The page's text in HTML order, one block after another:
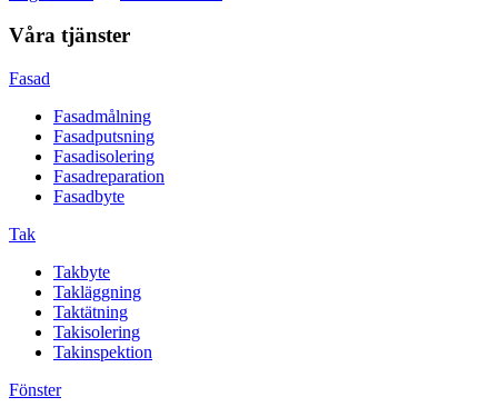
Våra tjänster
Fasad
Fasadmålning
Fasadputsning
Fasadisolering
Fasadreparation
Fasadbyte
Tak
Takbyte
Takläggning
Taktätning
Takisolering
Takinspektion
Fönster